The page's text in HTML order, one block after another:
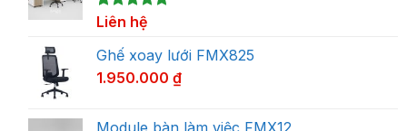
5.00trên 5
dựa trên
1
đánh giá
Liên hệ
Ghế xoay lưới FMX825
1.950.000 ₫
Module bàn làm việc FMX12